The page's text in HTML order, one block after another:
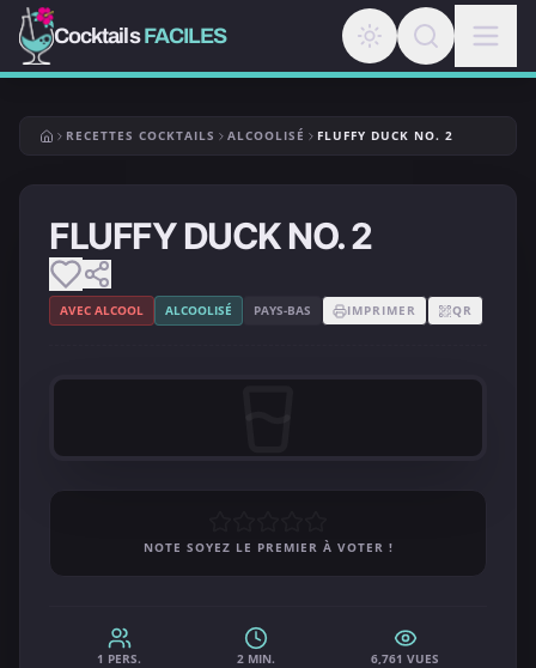
CocktailsFACILES
RECETTES COCKTAILS ALCOOLISÉ FLUFFY DUCK NO. 2
FLUFFY DUCK NO. 2
AVEC ALCOOL ALCOOLISÉ PAYS-BAS IMPRIMER QR
NOTE SOYEZ LE PREMIER À VOTER !
1 PERS. 2 MIN. 6,761 VUES